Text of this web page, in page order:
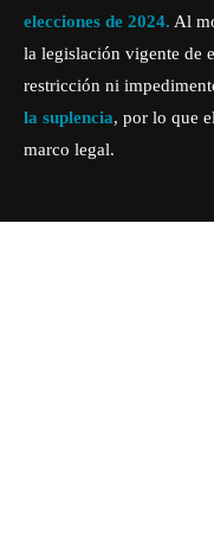
elecciones de 2024. Al
la legislación vigente de
restricción ni
la suplencia, por lo que
marco legal.